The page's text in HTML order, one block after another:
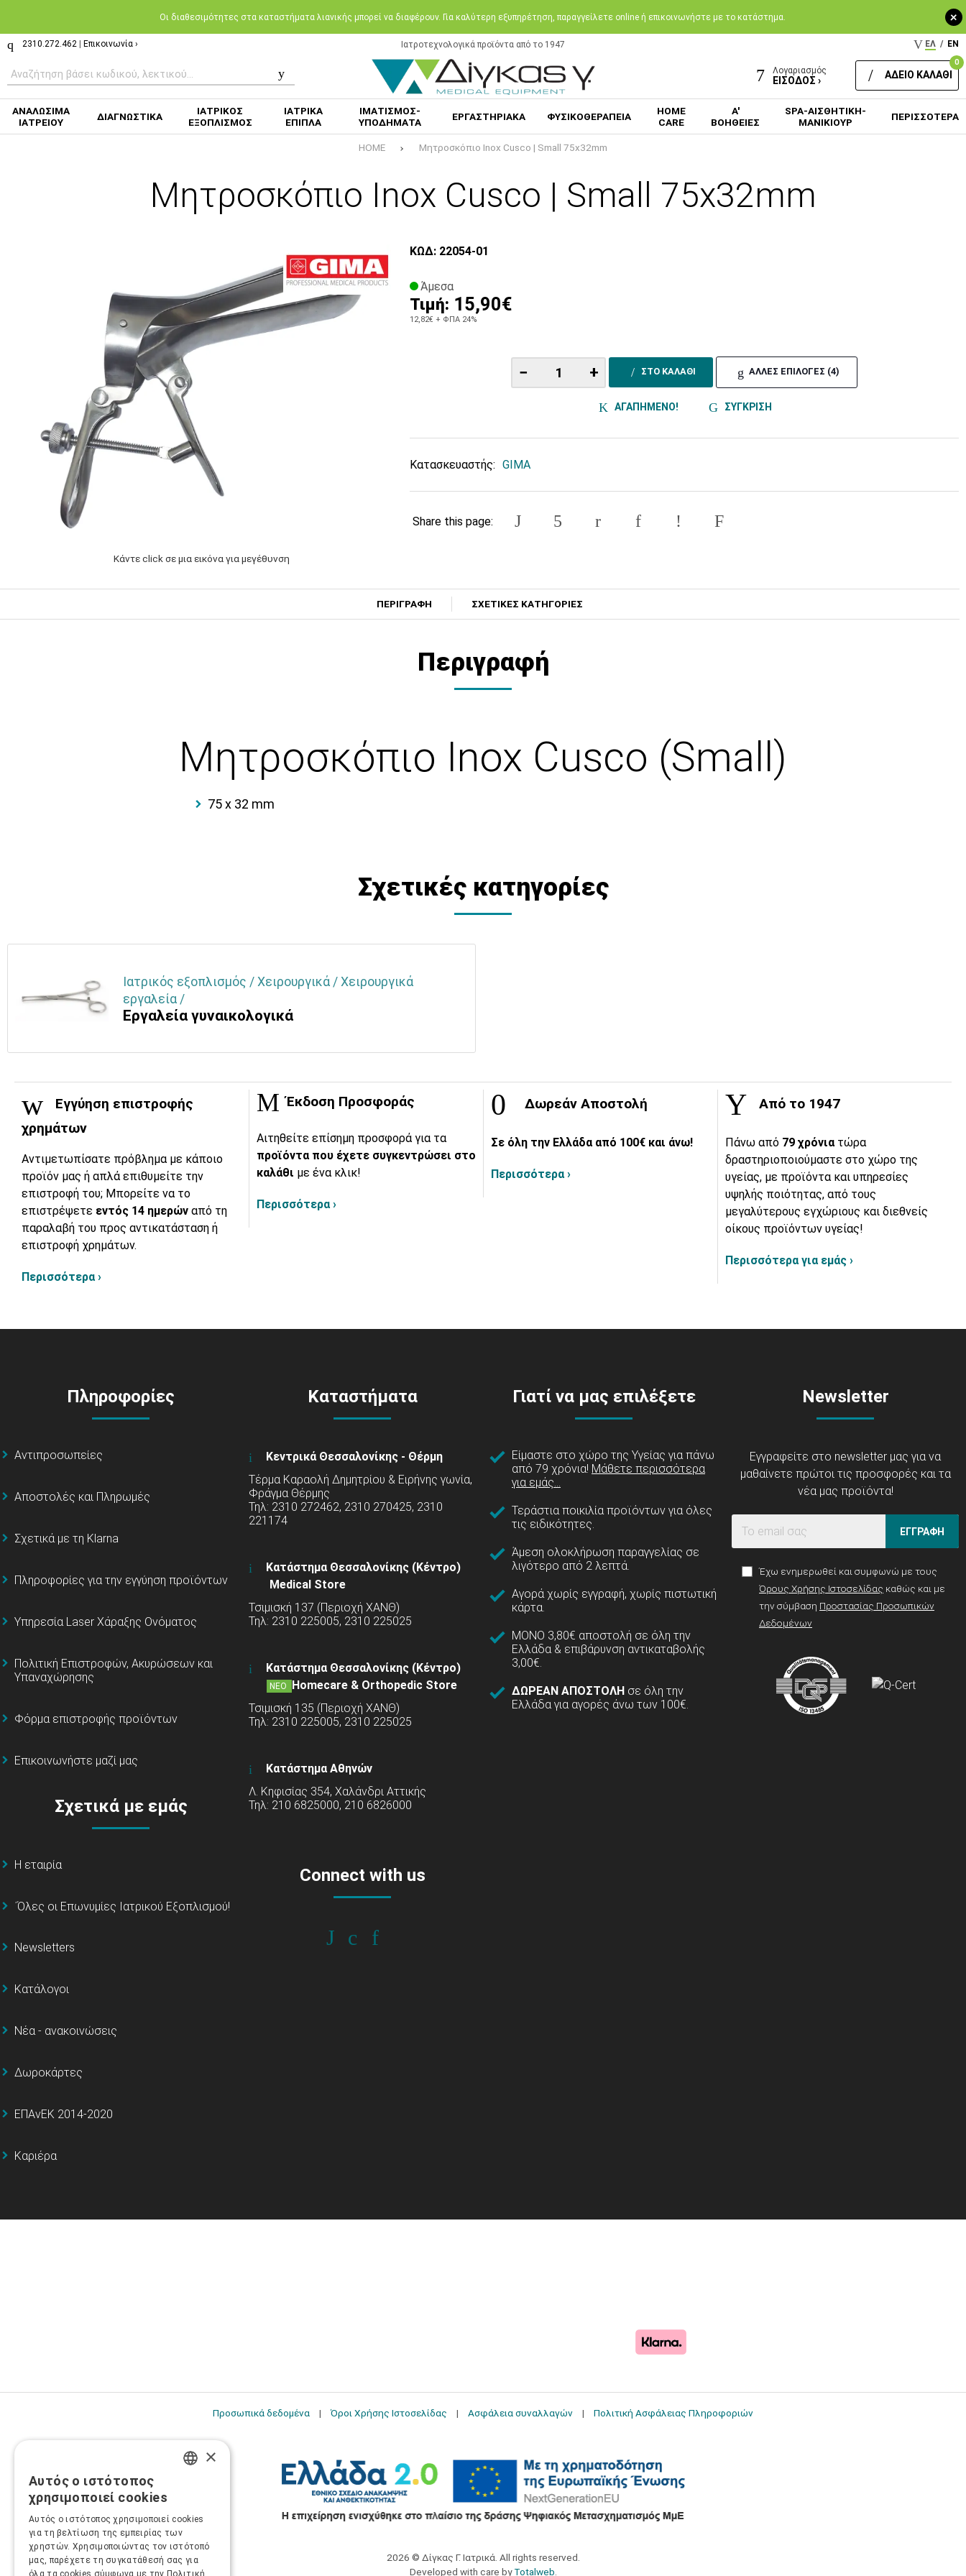
+
Oι διαθεσιμότητες στα καταστήματα λιανικής μπορεί να διαφέρουν. Για καλύτερη εξυπηρέτηση, παραγγείλετε online ή επικοινωνήστε με το κατάστημα.
2310.272.462 Επικοινωνία › Ιατροτεχνολογικά προϊόντα από το 1947 ΕΛ / EN
Λογαριασμός
ΕΙΣΟΔΟΣ ›
0
ΑΔΕΙΟ ΚΑΛΑΘΙ
ΑΝΑΛΩΣΙΜΑ
ΙΑΤΡΕΙΟΥ
ΔΙΑΓΝΩΣΤΙΚΑ
ΙΑΤΡΙΚΟΣ
ΕΞΟΠΛΙΣΜΟΣ
ΙΑΤΡΙΚΑ
ΕΠΙΠΛΑ
ΙΜΑΤΙΣΜΟΣ-
ΥΠΟΔΗΜΑΤΑ
ΕΡΓΑΣΤΗΡΙΑΚΑ ΦΥΣΙΚΟΘΕΡΑΠΕΙΑ
HOME
CARE
Α'
ΒΟΗΘΕΙΕΣ
SPA-ΑΙΣΘΗΤΙΚΗ-
ΜΑΝΙΚΙΟΥΡ
ΠΕΡΙΣΣΟΤΕΡΑ
HOME Μητροσκόπιο Inox Cusco | Small 75x32mm
Μητροσκόπιο Inox Cusco | Small 75x32mm
Κάντε click σε μια εικόνα για μεγέθυνση
ΚΩΔ: 22054-01
Άμεσα
Τιμή: 15,90€
12,82€ + ΦΠΑ 24%
− + ΣΤΟ ΚΑΛΑΘΙ ΑΛΛΕΣ ΕΠΙΛΟΓΕΣ (4)
ΑΓΑΠΗΜΕΝΟ! ΣΥΓΚΡΙΣΗ
Κατασκευαστής: GIMA
Share this page:
ΠΕΡΙΓΡΑΦΗ ΣΧΕΤΙΚΕΣ ΚΑΤΗΓΟΡΙΕΣ
Περιγραφή
Μητροσκόπιο Inox Cusco (Small)
75 x 32 mm
Σχετικές κατηγορίες
Ιατρικός εξοπλισμός / Χειρουργικά / Χειρουργικά
εργαλεία /
Εργαλεία γυναικολογικά
Εγγύηση επιστροφής
χρημάτων
Αντιμετωπίσατε πρόβλημα με κάποιο
προϊόν μας ή απλά επιθυμείτε την
επιστροφή του; Μπορείτε να το
επιστρέψετε εντός 14 ημερών από τη
παραλαβή του προς αντικατάσταση ή
επιστροφή χρημάτων.
Περισσότερα ›
Έκδοση Προσφοράς
Αιτηθείτε επίσημη προσφορά για τα
προϊόντα που έχετε συγκεντρώσει στο
καλάθι με ένα κλικ!
Περισσότερα ›
Δωρεάν Αποστολή
Σε όλη την Ελλάδα από 100€ και άνω!
Περισσότερα ›
Από το 1947
Πάνω από 79 χρόνια τώρα
δραστηριοποιούμαστε στο χώρο της
υγείας, με προϊόντα και υπηρεσίες
υψηλής ποιότητας, από τους
μεγαλύτερους εγχώριους και διεθνείς
οίκους προϊόντων υγείας!
Περισσότερα για εμάς ›
Πληροφορίες
Αντιπροσωπείες
Αποστολές και Πληρωμές
Σχετικά με τη Klarna
Πληροφορίες για την εγγύηση προϊόντων
Υπηρεσία Laser Χάραξης Ονόματος
Πολιτική Επιστροφών, Ακυρώσεων και
Υπαναχώρησης
Φόρμα επιστροφής προϊόντων
Επικοινωνήστε μαζί μας
Σχετικά με εμάς
Η εταιρία
΄Όλες οι Επωνυμίες Ιατρικού Εξοπλισμού!
Newsletters
Κατάλογοι
Νέα - ανακοινώσεις
Δωροκάρτες
ΕΠΑνΕΚ 2014-2020
Καριέρα
Καταστήματα
Κεντρικά Θεσσαλονίκης - Θέρμη
Τέρμα Καραολή Δημητρίου & Ειρήνης γωνία,
Φράγμα Θέρμης
Τηλ: 2310 272462, 2310 270425, 2310
221174
Κατάστημα Θεσσαλονίκης (Κέντρο)
Medical Store
Τσιμισκή 137 (Περιοχή ΧΑΝΘ)
Τηλ: 2310 225005, 2310 225025
Κατάστημα Θεσσαλονίκης (Κέντρο)
ΝΕΟ
Homecare & Orthopedic Store
Τσιμισκή 135 (Περιοχή ΧΑΝΘ)
Τηλ: 2310 225005, 2310 225025
Κατάστημα Αθηνών
Λ. Κηφισίας 354, Χαλάνδρι Αττικής
Τηλ: 210 6825000, 210 6826000
Connect with us
Γιατί να μας επιλέξετε
Είμαστε στο χώρο της Υγείας για πάνω
από 79 χρόνια! Μάθετε περισσότερα
για εμάς...
Τεράστια ποικιλία προϊόντων για όλες
τις ειδικότητες.
Άμεση ολοκλήρωση παραγγελίας σε
λιγότερο από 2 λεπτά.
Αγορά χωρίς εγγραφή, χωρίς πιστωτική
κάρτα.
ΜΟΝΟ 3,80€ αποστολή σε όλη την
Ελλάδα & επιβάρυνση αντικαταβολής
3,00€.
ΔΩΡΕΑΝ ΑΠΟΣΤΟΛΗ σε όλη την
Ελλάδα για αγορές άνω των 100€.
Newsletter
Εγγραφείτε στο newsletter μας για να
μαθαίνετε πρώτοι τις προσφορές και τα
νέα μας προϊόντα!
ΕΓΓΡΑΦΗ
Έχω ενημερωθεί και συμφωνώ με τους
Όρους Χρήσης Ιστοσελίδας καθώς και με
την σύμβαση Προστασίας Προσωπικών
Δεδομένων
Προσωπικά δεδομένα Όροι Χρήσης Ιστοσελίδας Ασφάλεια συναλλαγών Πολιτική Ασφάλειας Πληροφοριών
2026 © Δίγκας Γ. Ιατρικά. All rights reserved.
Developed with care byTotalweb.
×
Αυτός ο ιστότοπος
χρησιμοποιεί cookies
Αυτός ο ιστότοπος χρησιμοποιεί cookies
για τη βελτίωση της εμπειρίας των
χρηστών. Χρησιμοποιώντας τον ιστότοπό
μας, παρέχετε τη συγκατάθεσή σας για
όλα τα cookies σύμφωνα με την Πολιτική